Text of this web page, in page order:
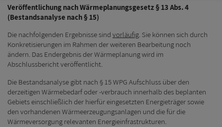
Eignungsprüfung
Unternehmen
Kontakt
Veröffentlichung nach Wärmeplanungsgesetz § 13 Abs. 4
(Bestandsanalyse nach § 15)
Die nachfolgenden Ergebnisse sind vorläufig. Sie können sich durch
Konkretisierungen im Rahmen der weiteren Bearbeitung noch
ändern. Das Endergebnis der Wärmeplanung wird im
Abschlussbericht veröffentlicht.
Die Bestandsanalyse gibt nach § 15 WPG Aufschluss über den
derzeitigen Wärmebedarf oder -verbrauch innerhalb des beplanten
Gebiets einschließlich der hierfür eingesetzten Energieträger sowie
den vorhandenen Wärmeerzeugungsanlagen und die für die
Wärmeversorgung relevanten Energieinfrastrukturen.